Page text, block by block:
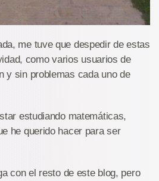
me tuve que despedir de estas
como varios usuarios de
y sin problemas cada uno de
estudiando matemáticas,
he querido hacer para ser
con el resto de este blog, pero